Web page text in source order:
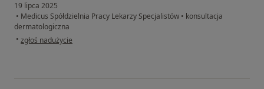
19 lipca 2025
• Medicus Spółdzielnia Pracy Lekarzy Specjalistów • konsultacja
dermatologiczna
• w opinii użytkownika A.
zgłoś nadużycie